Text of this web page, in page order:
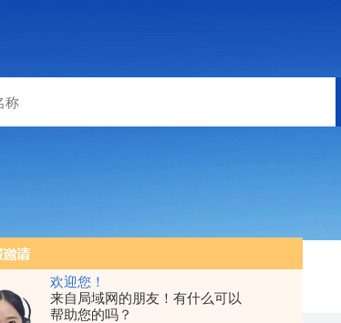
欢迎您！
来自局域网的朋友！有什么可以
帮助您的吗？
/ 飞利浦电子镇流器基本操作,新手不得不看！